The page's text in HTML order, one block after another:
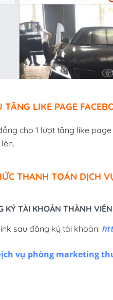
TĂNG LIKE PAGE
cho 1 lượt tăng like
THANH TOÁN DỊCH
KÝ TÀI KHOẢN THÀNH VIÊN
sau đăng ký tài khoản:
vụ phòng marketing